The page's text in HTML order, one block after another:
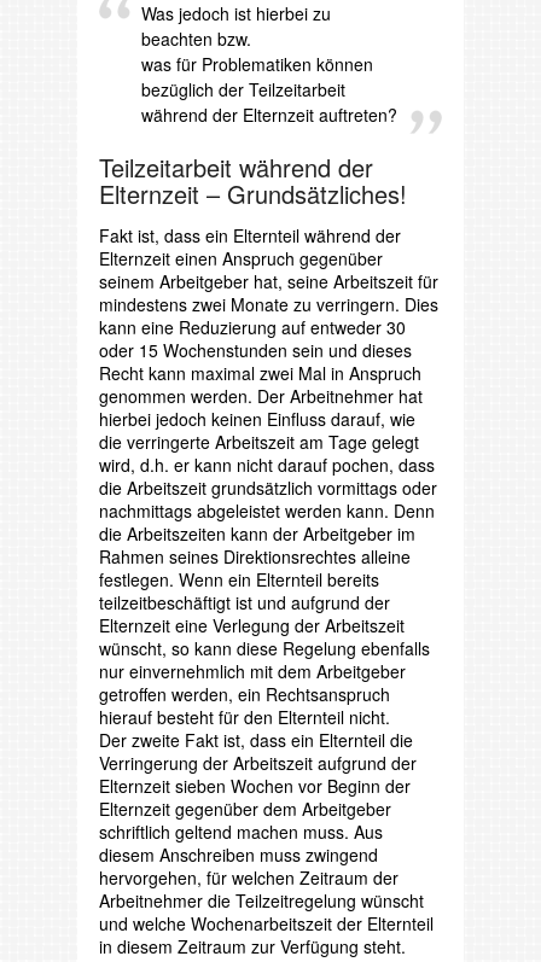
Was jedoch ist hierbei zu
beachten bzw.
was für Problematiken können
bezüglich der Teilzeitarbeit
während der Elternzeit auftreten?
Teilzeitarbeit während der
Elternzeit – Grundsätzliches!
Fakt ist, dass ein Elternteil während der
Elternzeit einen Anspruch gegenüber
seinem Arbeitgeber hat, seine Arbeitszeit für
mindestens zwei Monate zu verringern. Dies
kann eine Reduzierung auf entweder 30
oder 15 Wochenstunden sein und dieses
Recht kann maximal zwei Mal in Anspruch
genommen werden. Der Arbeitnehmer hat
hierbei jedoch keinen Einfluss darauf, wie
die verringerte Arbeitszeit am Tage gelegt
wird, d.h. er kann nicht darauf pochen, dass
die Arbeitszeit grundsätzlich vormittags oder
nachmittags abgeleistet werden kann. Denn
die Arbeitszeiten kann der Arbeitgeber im
Rahmen seines Direktionsrechtes alleine
festlegen. Wenn ein Elternteil bereits
teilzeitbeschäftigt ist und aufgrund der
Elternzeit eine Verlegung der Arbeitszeit
wünscht, so kann diese Regelung ebenfalls
nur einvernehmlich mit dem Arbeitgeber
getroffen werden, ein Rechtsanspruch
hierauf besteht für den Elternteil nicht.
Der zweite Fakt ist, dass ein Elternteil die
Verringerung der Arbeitszeit aufgrund der
Elternzeit sieben Wochen vor Beginn der
Elternzeit gegenüber dem Arbeitgeber
schriftlich geltend machen muss. Aus
diesem Anschreiben muss zwingend
hervorgehen, für welchen Zeitraum der
Arbeitnehmer die Teilzeitregelung wünscht
und welche Wochenarbeitszeit der Elternteil
in diesem Zeitraum zur Verfügung steht.